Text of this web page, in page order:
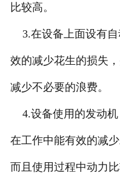
比较高。
3.在设备上面设有自
效的减少花生的损失
减少不必要的浪费。
4.设备使用的发动机
在工作中能有效的减
而且使用过程中动力比